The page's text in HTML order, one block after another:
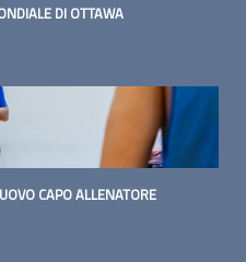
DI OTTAWA
CAPO ALLENATORE